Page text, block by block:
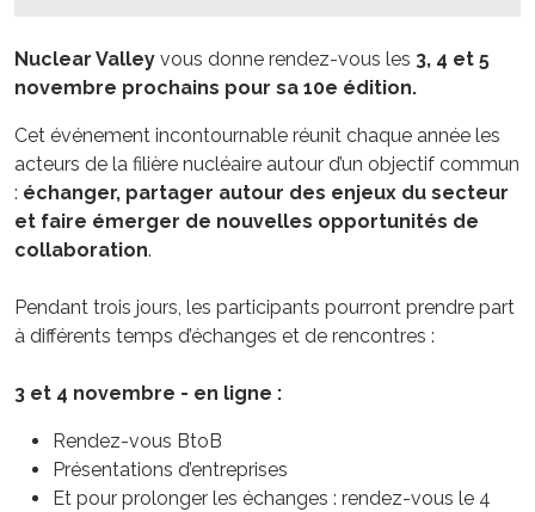
Nuclear Valley vous donne rendez-vous les 3, 4 et 5
novembre prochains pour sa 10e édition.
Cet événement incontournable réunit chaque année les
acteurs de la filière nucléaire autour d’un objectif commun
: échanger, partager autour des enjeux du secteur
et faire émerger de nouvelles opportunités de
collaboration.
Pendant trois jours, les participants pourront prendre part
à différents temps d’échanges et de rencontres :
3 et 4 novembre - en ligne :
Rendez-vous BtoB
Présentations d’entreprises
Et pour prolonger les échanges : rendez-vous le 4